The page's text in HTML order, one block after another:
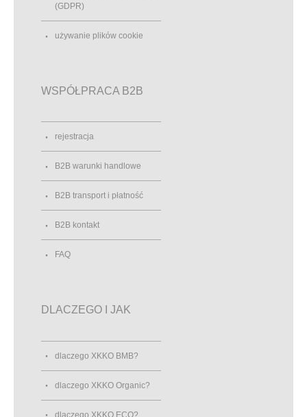
(GDPR)
używanie plików cookie
WSPÓŁPRACA B2B
rejestracja
B2B warunki handlowe
B2B transport i płatność
B2B kontakt
FAQ
DLACZEGO I JAK
dlaczego XKKO BMB?
dlaczego XKKO Organic?
dlaczego XKKO ECO?